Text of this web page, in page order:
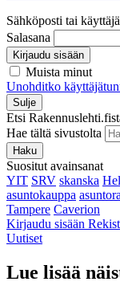
Sähköposti tai
Salasana
Kirjaudu sisään
Muista minut
Unohditko
Sulje
Etsi
Hae tältä sivustolta
Haku
Suositut avainsanat
YIT SRV skanska
asuntokauppa
Tampere Caverion
Kirjaudu sisään
Uutiset
Lue lisää